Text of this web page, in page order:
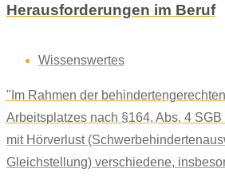
Herausforderungen im Beruf
Wissenswertes
"Im Rahmen der
Arbeitsplatzes nach §164, Abs. 4
mit Hörverlust
Gleichstellung) verschiedene,